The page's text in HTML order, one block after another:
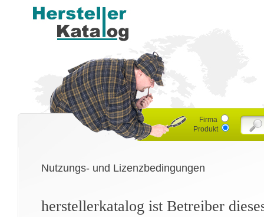
Firma
Produkt
Nutzungs- und Lizenzbedingungen
herstellerkatalog ist Betreiber